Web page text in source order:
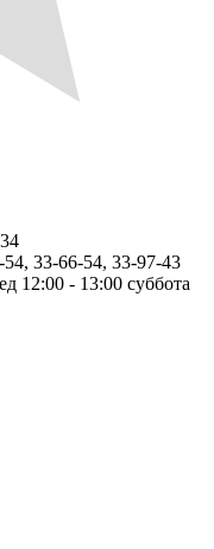
33-66-54, 33-97-43
12:00 - 13:00 суббота